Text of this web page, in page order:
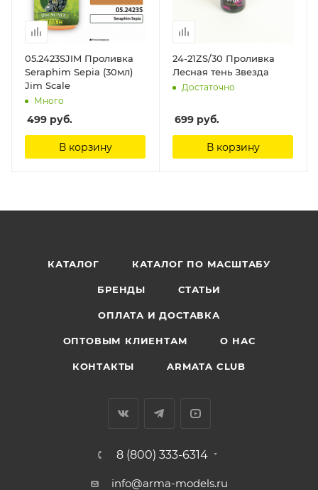
05.2423SJIM Проливка
Seraphim Sepia (30мл)
Jim Scale
Много
499 руб.
В корзину
24-21ZS/30 Проливка
Лесная тень Звезда
Достаточно
699 руб.
В корзину
КАТАЛОГ КАТАЛОГ ПО МАСШТАБУ
БРЕНДЫ СТАТЬИ
ОПЛАТА И ДОСТАВКА
ОПТОВЫМ КЛИЕНТАМ О НАС
КОНТАКТЫ ARMATA CLUB
8 (800) 333-6314
info@arma-models.ru